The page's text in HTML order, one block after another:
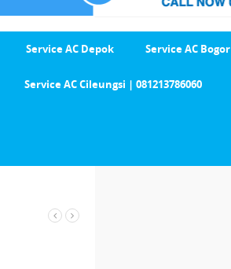
Service AC Depok Service AC Bogor
Service AC Cileungsi | 081213786060